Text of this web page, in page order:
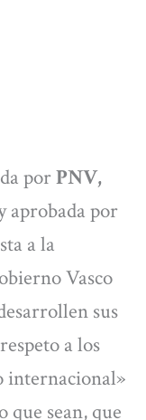
porPNV,
aprobada por
a la
Vasco
sus
a los
internacional»
que sean, que